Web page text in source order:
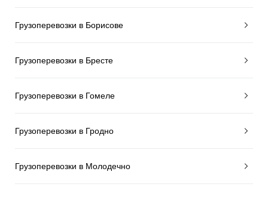
Грузоперевозки в Борисове
Грузоперевозки в Бресте
Грузоперевозки в Гомеле
Грузоперевозки в Гродно
Грузоперевозки в Молодечно